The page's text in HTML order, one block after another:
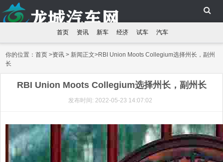
首页 资讯 新车 经济 试车 汽车
你的位置：首页 >资讯 > 新闻正文>RBI Union Moots Collegium选择州长，副州
长
RBI Union Moots Collegium选择州长，副州长
发布时间: 2022-05-23 14:07:02